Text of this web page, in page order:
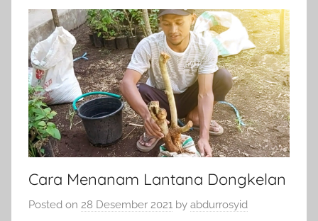
Cara Menanam Lantana Dongkelan
Posted on 28 Desember 2021 by abdurrosyid